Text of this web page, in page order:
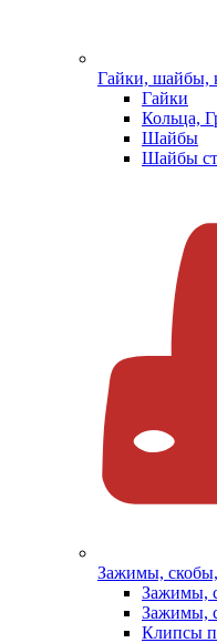
Гайки, шайбы,
Гайки
Кольца,
Шайбы
Шайбы
Зажимы,
Зажимы,
Зажимы,
Клипсы